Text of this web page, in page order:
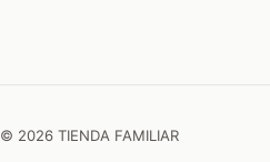
© 2026 TIENDA FAMILIAR